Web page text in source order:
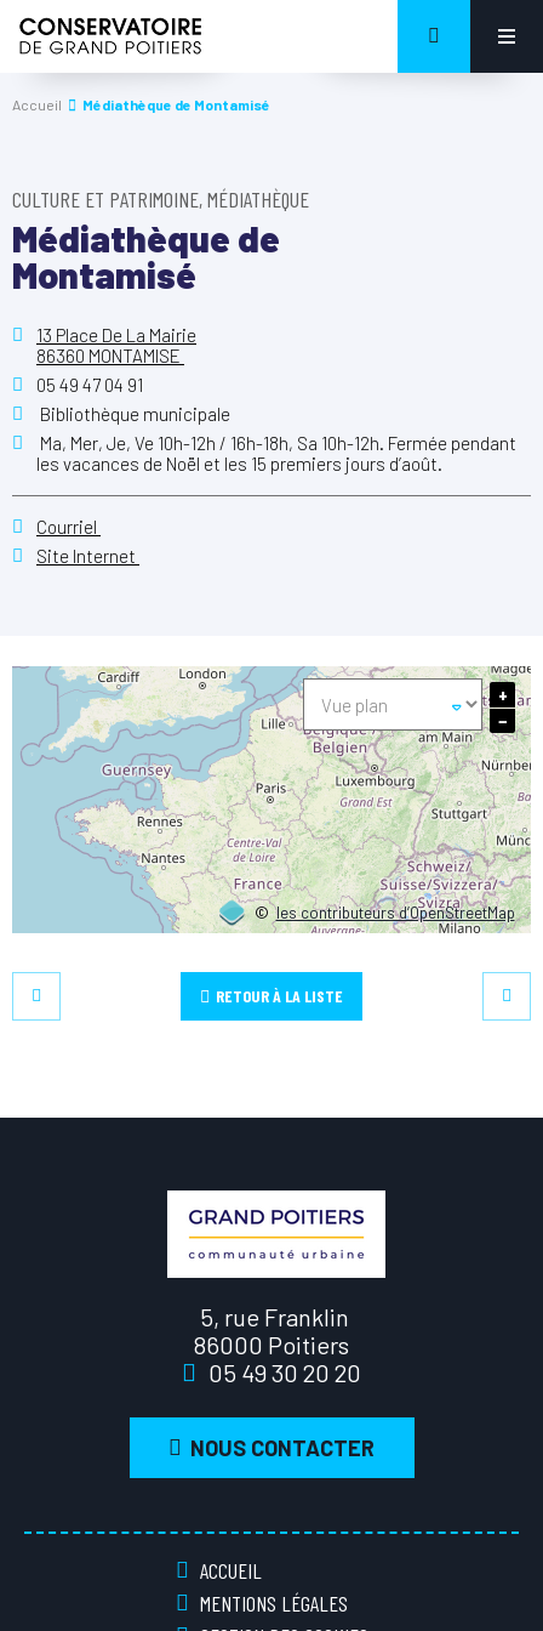
Accueil Médiathèque de Montamisé
CULTURE ET PATRIMOINE, MÉDIATHÈQUE
Médiathèque de
Montamisé
13 Place De La Mairie
86360 MONTAMISE
05 49 47 04 91
Bibliothèque municipale
Ma, Mer, Je, Ve 10h-12h / 16h-18h, Sa 10h-12h. Fermée pendant
les vacances de Noël et les 15 premiers jours d’août.
Courriel
Site Internet
©les contributeurs d’OpenStreetMap
+
−
RETOUR À LA LISTE
5, rue Franklin
86000 Poitiers
05 49 30 20 20
NOUS CONTACTER
ACCUEIL
MENTIONS LÉGALES